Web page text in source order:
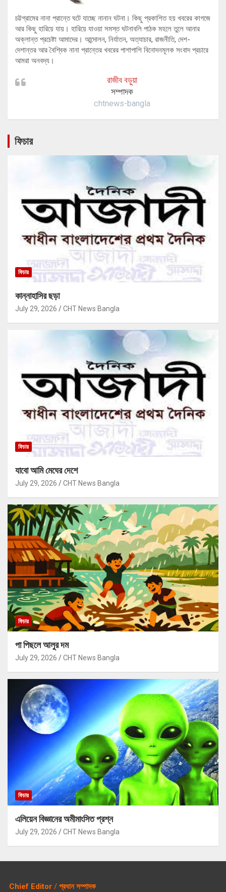
চট্টগ্রামের নানা প্রান্তে ঘটে যাচ্ছে নানান ঘটনা। কিছু প্রকাশিত হয় খবরের কাগজে
আর কিছু হারিয়ে যায়। হারিয়ে যাওয়া সমস্ত ঘটনাবলি পাঠক মহলে তুলে আনার
অক্লান্ত প্রচেষ্টা আমাদের। আন্দোলন, নির্যাতন, অত্যাচার, রাজনীতি, দেশ-
দেশান্তর আর বৈশ্বিক নানা প্রান্তের খবরের পাশাপাশি বিনোদনমূলক সংবাদ প্রচারে
আমরা অনবদ্য।
রাজীব বড়ুয়া
সম্পাদক
chtnews-bangla
ফিচার
ফিচার
কান্নাহাসির ছড়া
July 29, 2026 CHT News Bangla
ফিচার
যাবো আমি মেঘের দেশে
July 29, 2026 CHT News Bangla
ফিচার
পা পিছলে আলুর দম
July 29, 2026 CHT News Bangla
ফিচার
এলিয়েন বিজ্ঞানের অমীমাংসিত প্রশ্ন
July 29, 2026 CHT News Bangla
Chief Editor / প্রধান সম্পাদক